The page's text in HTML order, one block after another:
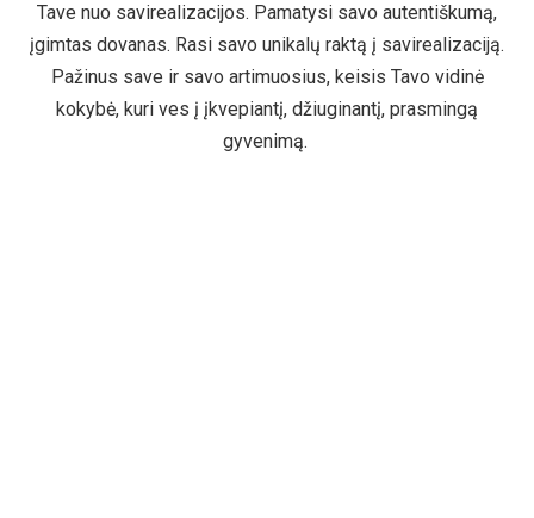
Tave nuo savirealizacijos. Pamatysi savo autentiškumą,
įgimtas dovanas. Rasi savo unikalų raktą į savirealizaciją.
Pažinus save ir savo artimuosius, keisis Tavo vidinė
kokybė, kuri ves į įkvepiantį, džiuginantį, prasmingą
gyvenimą.